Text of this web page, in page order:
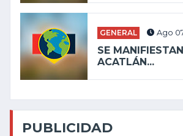
GENERAL Ago
SE
ACATLÁN...
PUBLICIDAD